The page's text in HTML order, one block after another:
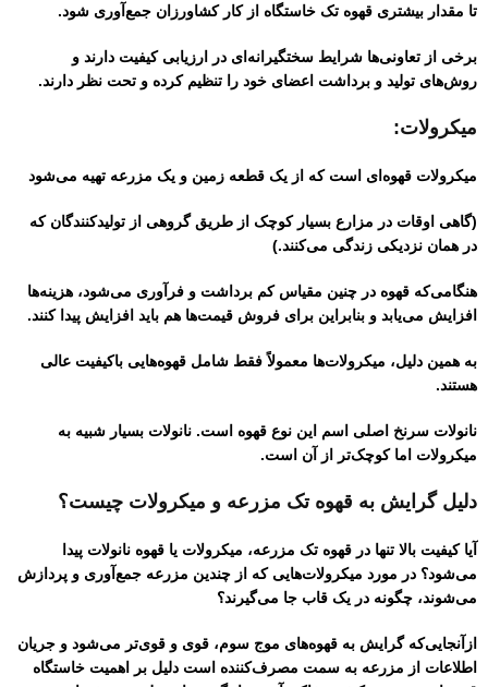
تا مقدار بیشتری قهوه تک خاستگاه از کار کشاورزان جمع‌آوری شود.
برخی از تعاونی‌ها شرایط سختگیرانه‌ای در ارزیابی کیفیت دارند و
روش‌های تولید و برداشت اعضای خود را تنظیم کرده و تحت نظر دارند.
میکرو‌لات:
میکرو‌لات قهوه‌ای است که از یک قطعه زمین و یک مزرعه تهیه می‌شود
(گاهی اوقات در مزارع بسیار کوچک از طریق گروهی از تولیدکنندگان که
در همان نزدیکی زندگی می‌کنند.)
هنگامی‌که قهوه در چنین مقیاس کم برداشت و فرآوری می‌شود، هزینه‌ها
افزایش می‌یابد و بنابراین برای فروش قیمت‌ها هم باید افزایش پیدا کنند.
به همین دلیل، میکرو‌لات‌ها معمولاً فقط شامل قهوه‌هایی باکیفیت عالی
هستند.
نانو‌لات سرنخ اصلی اسم این نوع قهوه است. نانو‌لات بسیار شبیه به
میکرو‌لات اما کوچک‌تر از آن است.
دلیل گرایش به قهوه تک مزرعه و میکرو‌لات چیست؟
آیا کیفیت بالا تنها در قهوه تک مزرعه، میکرولات یا قهوه نانولات پیدا
می‌شود؟ در مورد میکرولات‌هایی که از چندین مزرعه جمع‌آوری و پردازش
می‌شوند، چگونه در یک قاب جا می‌گیرند؟
ازآنجایی‌که گرایش به قهوه‌های موج سوم، قوی و قوی‌تر می‌شود و جریان
اطلاعات از مزرعه به سمت مصرف‌کننده است دلیل بر اهمیت خاستگاه